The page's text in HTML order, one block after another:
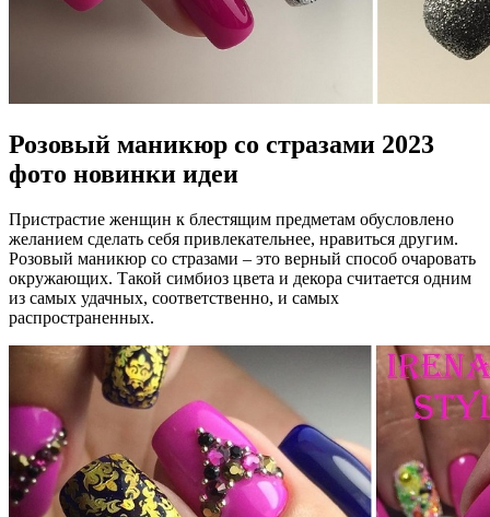
Розовый маникюр со стразами 2023
фото новинки идеи
Пристрастие женщин к блестящим предметам обусловлено
желанием сделать себя привлекательнее, нравиться другим.
Розовый маникюр со стразами – это верный способ очаровать
окружающих. Такой симбиоз цвета и декора считается одним
из самых удачных, соответственно, и самых
распространенных.